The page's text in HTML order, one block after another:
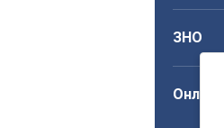
ЗНО